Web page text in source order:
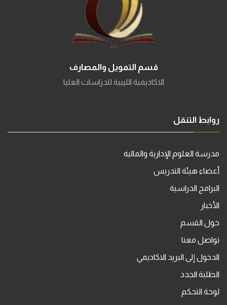
قسم التمويل والمصارف
الاكاديمية الليبية للدراسات العليا
روابط التنقل
مدرسة العلوم الإدارية والمالية
أعضاء هيئة التدريس
البرامج الدراسية
الأخبار
حول القسم
تواصل معنا
الدخول إلى البريد الاكاديمي
الطلبة الجدد
لوحة التحكم